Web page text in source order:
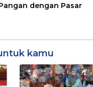
dengan Pasar
kamu